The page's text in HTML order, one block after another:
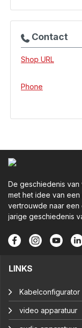
Contact
Shop URL
Phone
De geschiedenis
met het idee van
vertrouwde naar
jarige geschiedenis
LINKS
Kabelconfigurator
video apparatuur